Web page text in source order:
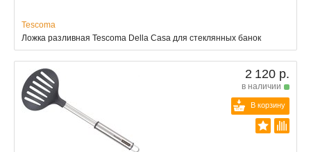
Tescoma
Ложка разливная Tescoma Della Casa для стеклянных банок
2 120 р.
в наличии
В корзину